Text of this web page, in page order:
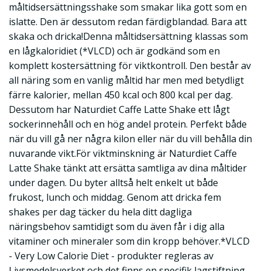
måltidsersättningsshake som smakar lika gott som en
islatte. Den är dessutom redan färdigblandad. Bara att
skaka och dricka!Denna måltidsersättning klassas som
en lågkaloridiet (*VLCD) och är godkänd som en
komplett kostersättning för viktkontroll. Den består av
all näring som en vanlig måltid har men med betydligt
färre kalorier, mellan 450 kcal och 800 kcal per dag.
Dessutom har Naturdiet Caffe Latte Shake ett lågt
sockerinnehåll och en hög andel protein. Perfekt både
när du vill gå ner några kilon eller när du vill behålla din
nuvarande vikt.För viktminskning är Naturdiet Caffe
Latte Shake tänkt att ersätta samtliga av dina måltider
under dagen. Du byter alltså helt enkelt ut både
frukost, lunch och middag. Genom att dricka fem
shakes per dag täcker du hela ditt dagliga
näringsbehov samtidigt som du även får i dig alla
vitaminer och mineraler som din kropp behöver.*VLCD
- Very Low Calorie Diet - produkter regleras av